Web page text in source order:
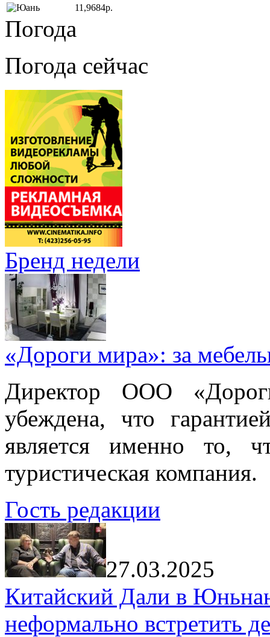
11,9684р.
Погода
Погода сейчас
Бренд недели
«Дороги мира»: за
Директор ООО
убеждена, что
является именно то,
туристическая компания.
Гость редакции
27.03.2025
Китайский Дали в
неформально встретить